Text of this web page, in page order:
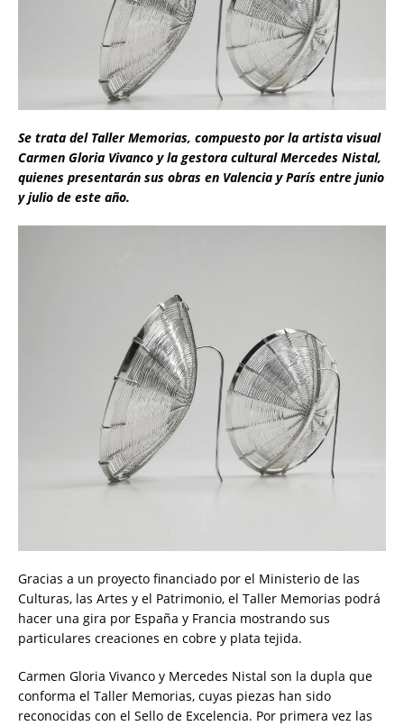
Se trata del Taller Memorias, compuesto por la artista visual
Carmen Gloria Vivanco y la gestora cultural Mercedes Nistal,
quienes presentarán sus obras en Valencia y París entre junio
y julio de este año.
Gracias a un proyecto financiado por el Ministerio de las
Culturas, las Artes y el Patrimonio, el Taller Memorias podrá
hacer una gira por España y Francia mostrando sus
particulares creaciones en cobre y plata tejida.
Carmen Gloria Vivanco y Mercedes Nistal son la dupla que
conforma el Taller Memorias, cuyas piezas han sido
reconocidas con el Sello de Excelencia. Por primera vez las